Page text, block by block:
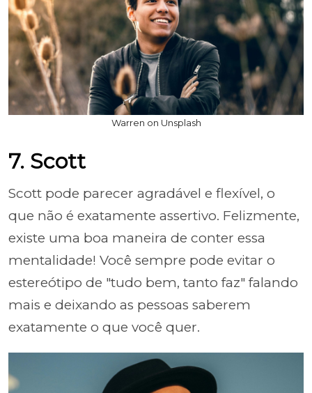
Warren on Unsplash
7. Scott
Scott pode parecer agradável e flexível, o
que não é exatamente assertivo. Felizmente,
existe uma boa maneira de conter essa
mentalidade! Você sempre pode evitar o
estereótipo de "tudo bem, tanto faz" falando
mais e deixando as pessoas saberem
exatamente o que você quer.